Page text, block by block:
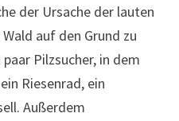
der Ursache der lauten
auf den Grund zu
Pilzsucher, in dem
Riesenrad, ein
Außerdem